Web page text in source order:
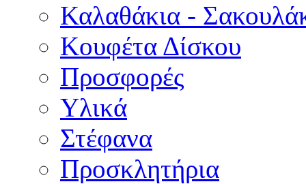
Καλαθάκια -
Κουφέτα Δίσκου
Προσφορές
Υλικά
Στέφανα
Προσκλητήρια